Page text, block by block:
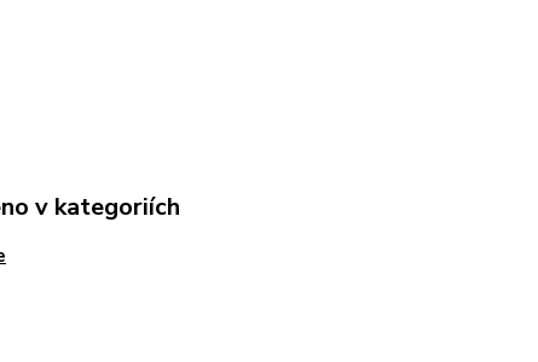
v kategoriích